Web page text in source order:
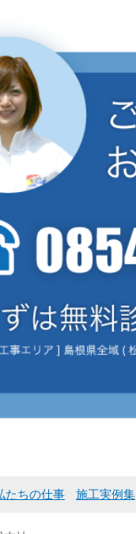
たちの仕事 施工実例集